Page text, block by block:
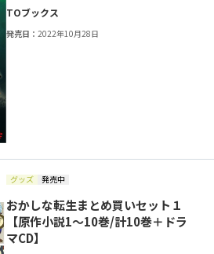
TOブックス
発売日：2022年10月28日
グッズ 発売中
おかしな転生まとめ買いセット１
【原作小説1～10巻/計10巻＋ドラ
マCD】